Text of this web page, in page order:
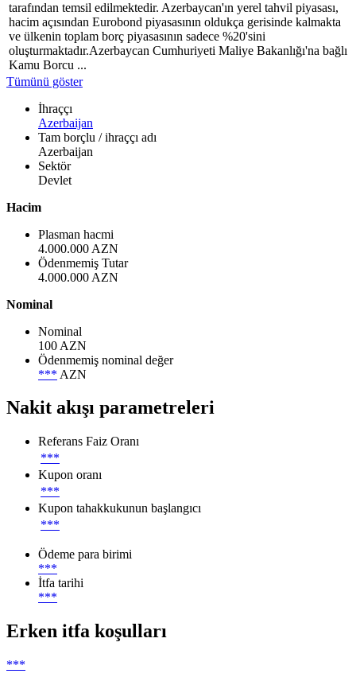
tarafından temsil edilmektedir. Azerbaycan'ın yerel tahvil piyasası,
hacim açısından Eurobond piyasasının oldukça gerisinde kalmakta
ve ülkenin toplam borç piyasasının sadece %20'sini
oluşturmaktadır.Azerbaycan Cumhuriyeti Maliye Bakanlığı'na bağlı
Kamu Borcu ...
Tümünü göster
İhraççı
Azerbaijan
Tam borçlu / ihraççı adı
Azerbaijan
Sektör
Devlet
Hacim
Plasman hacmi
4.000.000 AZN
Ödenmemiş Tutar
4.000.000 AZN
Nominal
Nominal
100 AZN
Ödenmemiş nominal değer
*** AZN
Nakit akışı parametreleri
Referans Faiz Oranı
***
Kupon oranı
***
Kupon tahakkukunun başlangıcı
***
Ödeme para birimi
***
İtfa tarihi
***
Erken itfa koşulları
***